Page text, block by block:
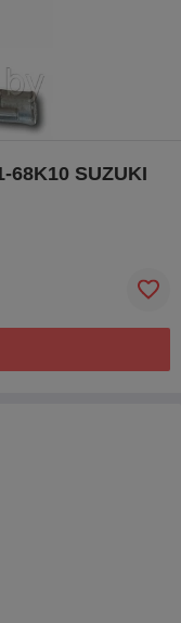
SUZUKI